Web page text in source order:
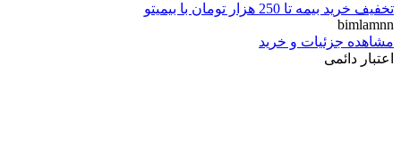
تخفیف خرید بیمه تا 250 هزار تومان با بيميتو
bimlamnn
مشاهده جزئیات و خرید
اعتبار دائمی